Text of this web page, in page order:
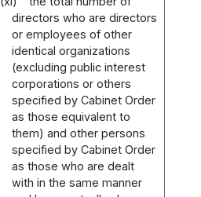
directors who are directors
or employees of other
identical organizations
(excluding public interest
corporations or others
specified by Cabinet Order
as those equivalent to
them) and other persons
specified by Cabinet Order
as those who are dealt
with in the same manner